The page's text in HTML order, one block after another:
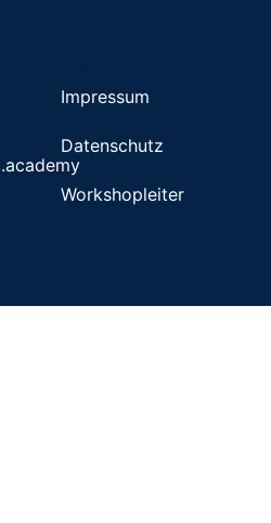
Impressum
Datenschutz
Workshopleiter